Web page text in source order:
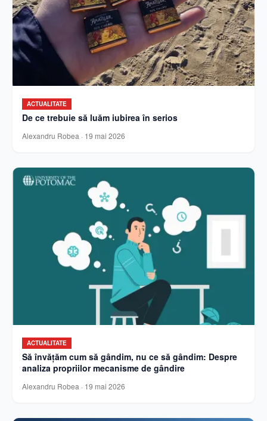
ACTUALITATE
De ce trebuie să luăm iubirea în serios
Alexandru Robea · 19 mai 2026
ACTUALITATE
Să învățăm cum să gândim, nu ce să gândim: Despre
analiza propriilor mecanisme de gândire
Alexandru Robea · 19 mai 2026